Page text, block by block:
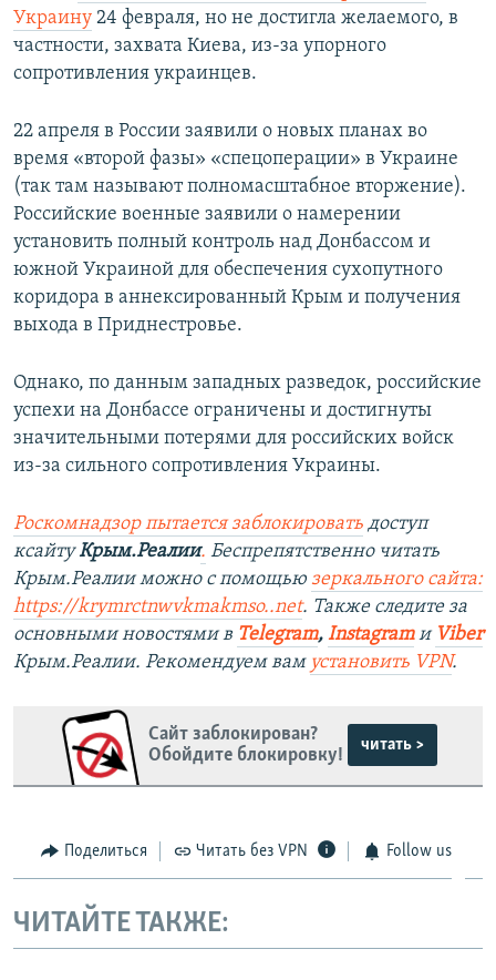
Украину 24 февраля, но не достигла желаемого, в
частности, захвата Киева, из-за упорного
сопротивления украинцев.
22 апреля в России заявили о новых планах во
время «второй фазы» «спецоперации» в Украине
(так там называют полномасштабное вторжение).
Российские военные заявили о намерении
установить полный контроль над Донбассом и
южной Украиной для обеспечения сухопутного
коридора в аннексированный Крым и получения
выхода в Приднестровье.
Однако, по данным западных разведок, российские
успехи на Донбассе ограничены и достигнуты
значительными потерями для российских войск
из-за сильного сопротивления Украины.
Роскомнадзор пытается заблокировать доступ
ксайтуКрым.Реалии. Беспрепятственно читать
Крым.Реалии можно с помощью зеркального сайта:
https://krymrctnwvkmakmso..net. Также следите за
основными новостями в Telegram, Instagramи Viber
Крым.Реалии. Рекомендуем вам установить VPN.
Сайт заблокирован?
Обойдите блокировку!
читать >
Поделиться Читать без VPN Follow us
ЧИТАЙТЕ ТАКЖЕ: